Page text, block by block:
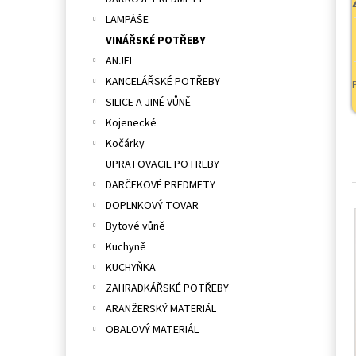
LAMPÁŠE
VINÁŘSKÉ POTŘEBY
ANJEL
KANCELÁŘSKÉ POTŘEBY
SILICE A JINÉ VŮNĚ
Kojenecké
Kočárky
UPRATOVACIE POTREBY
DARČEKOVÉ PREDMETY
DOPLNKOVÝ TOVAR
Bytové vůně
Kuchyně
KUCHYŇKA
ZAHRADKÁŘSKÉ POTŘEBY
ARANŽERSKÝ MATERIÁL
OBALOVÝ MATERIÁL